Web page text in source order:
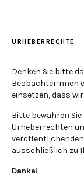
URHEBERRECHTE
Denken Sie bitte
BeobachterInnen
einsetzen, dass
Bitte bewahren
Urheberrechten
ausschließlich zu
Danke!